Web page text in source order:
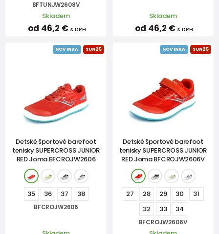
BFTUNJW2608V
Skladem
od 46,2 € s DPH
Skladem
od 46,2 € s DPH
NOVINKA SUN25
Detské športové barefoot
tenisky SUPERCROSS JUNIOR
RED Joma BFCROJW2606
35 36 37 38
BFCROJW2606
NOVINKA SUN25
Detské športové barefoot
tenisky SUPERCROSS JUNIOR
RED Joma BFCROJW2606V
27 28 29 30
31
32
33 34
BFCROJW2606V